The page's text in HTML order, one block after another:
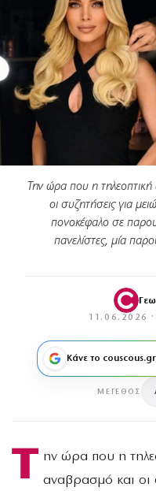
Την ώρα που η
οι συζητήσεις για
πονοκέφαλο σε
πανελίστες, μία
11.06.2026
Κάνε το
ΜΈΓΕΘΟΣ
Τ ην ώρα που η
αναβρασμό και οι